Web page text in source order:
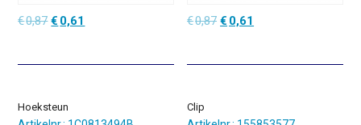
€0,87Oorspronkelijke
€0,87.
€ 0,61
€0,61.
€0,87 Oorspronkelijke
€0,87.
€ 0,61
€0,61.
Hoeksteun Clip